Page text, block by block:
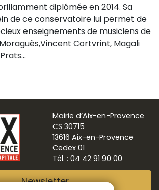
diplômée en 2014. Sa
de ce conservatoire lui permet de
enseignements de musiciens de
Cortvrint, Magali
Mairie d’Aix-en-Provence
CS 30715
13616 Aix-en-Provence
Cedex 01
Tél. : 04 42 91 90 00
Newsletter